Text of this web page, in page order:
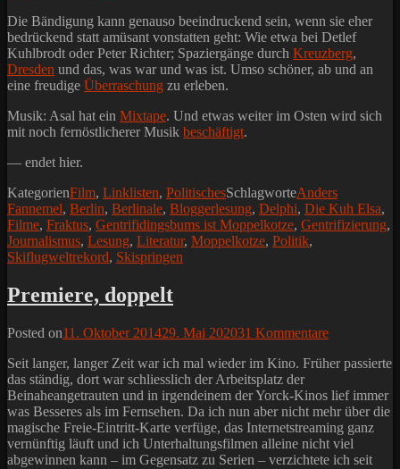
Die Bändigung kann genauso beeindruckend sein, wenn sie eher
bedrückend statt amüsant vonstatten geht: Wie etwa bei Detlef
Kuhlbrodt oder Peter Richter; Spaziergänge durch Kreuzberg,
Dresden und das, was war und was ist. Umso schöner, ab und an
eine freudige Überraschung zu erleben.
Musik: Asal hat ein Mixtape. Und etwas weiter im Osten wird sich
mit noch fernöstlicherer Musik beschäftigt.
— endet hier.
KategorienFilm, Linklisten, PolitischesSchlagworteAnders
Fannemel, Berlin, Berlinale, Bloggerlesung, Delphi, Die Kuh Elsa,
Filme, Fraktus, Gentrifidingsbums ist Moppelkotze, Gentrifizierung,
Journalismus, Lesung, Literatur, Moppelkotze, Politik,
Skiflugweltrekord, Skispringen
Premiere, doppelt
Posted on11. Oktober 201429. Mai 202031 Kommentare
Seit langer, langer Zeit war ich mal wieder im Kino. Früher passierte
das ständig, dort war schliesslich der Arbeitsplatz der
Beinaheangetrauten und in irgendeinem der Yorck-Kinos lief immer
was Besseres als im Fernsehen. Da ich nun aber nicht mehr über die
magische Freie-Eintritt-Karte verfüge, das Internetstreaming ganz
vernünftig läuft und ich Unterhaltungsfilmen alleine nicht viel
abgewinnen kann – im Gegensatz zu Serien – verzichtete ich seit